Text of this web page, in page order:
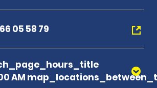
05 58 79
AM